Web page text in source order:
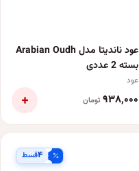
عود ناندیتا مدل Arabian Oudh
بسته 2 عددی
عود
۹۳۸٬۰۰۰ تومان +
۴قسط